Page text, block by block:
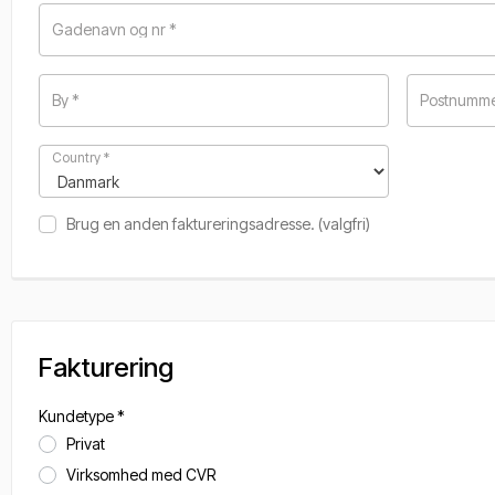
Gadenavn og nr *
By *
Country *
Brug en anden faktureringsadresse. (valgfri)
Fakturering
Kundetype*
Privat
Virksomhed med CVR